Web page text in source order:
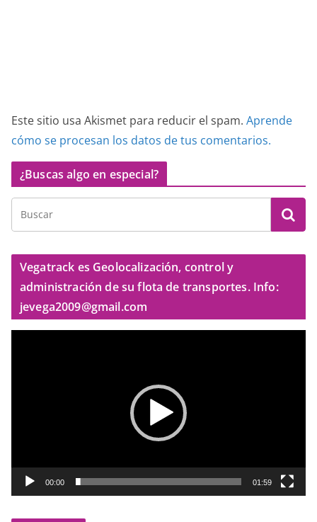
Este sitio usa Akismet para reducir el spam. Aprende
cómo se procesan los datos de tus comentarios.
¿Buscas algo en especial?
Vegatrack es Geolocalización, control y
administración de su flota de transportes. Info:
jevega2009@gmail.com
o
00:00 01:59